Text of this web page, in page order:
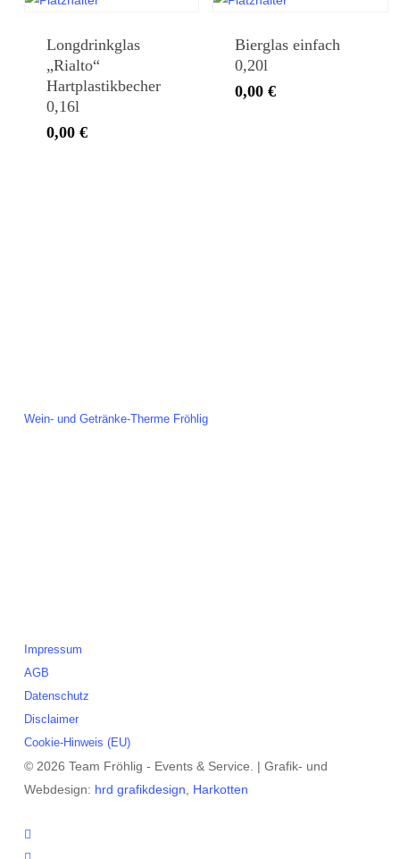
Longdrinkglas
„Rialto“
Hartplastikbecher
0,16l
0,00 €
Bierglas einfach
0,20l
0,00€
Wein- und Getränke-Therme Fröhlig
Impressum
AGB
Datenschutz
Disclaimer
Cookie-Hinweis (EU)
© 2026 Team Fröhlig - Events & Service. | Grafik- und
Webdesign: hrd grafikdesign, Harkotten
instagram